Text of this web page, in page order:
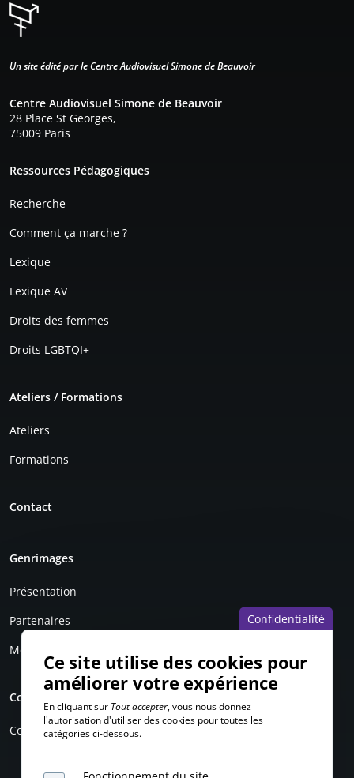
Un site édité par le Centre Audiovisuel Simone de Beauvoir
Centre Audiovisuel Simone de Beauvoir
28 Place St Georges,
75009 Paris
Ressources Pédagogiques
Recherche
Comment ça marche ?
Lexique
Lexique AV
Droits des femmes
Droits LGBTQI+
Ateliers / Formations
Ateliers
Formations
Contact
Genrimages
Présentation
Partenaires
Mentions légales
Compte personnel
Connexion
Confidentialité
Ce site utilise des cookies pour
améliorer votre expérience
En cliquant sur Tout accepter, vous nous donnez
l'autorisation d'utiliser des cookies pour toutes les
catégories ci-dessous.